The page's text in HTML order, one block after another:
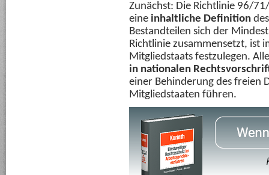
Zunächst: Die Richtlinie 96/
eine inhaltliche Definition
Bestandteilen sich der
Richtlinie zusammensetzt, ist
Mitgliedstaats festzulegen.
in nationalen
einer Behinderung des freien
Mitgliedstaaten führen.